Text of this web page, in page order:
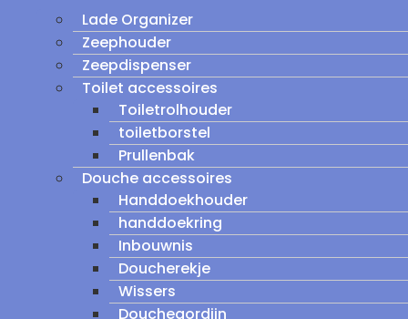
Lade Organizer
Zeephouder
Zeepdispenser
Toilet accessoires
Toiletrolhouder
toiletborstel
Prullenbak
Douche accessoires
Handdoekhouder
handdoekring
Inbouwnis
Doucherekje
Wissers
Douchegordijn